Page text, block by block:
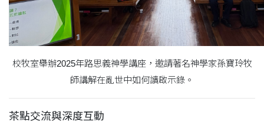
校牧室舉辦2025年路思義神學講座，邀請著名神學家孫寶玲牧
師講解在亂世中如何讀啟示錄。
茶點交流與深度互動